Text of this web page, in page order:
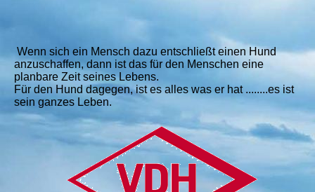
Wenn sich ein Mensch dazu entschließt einen Hund
anzuschaffen, dann ist das für den Menschen eine
planbare Zeit seines Lebens.
Für den Hund dagegen, ist es alles was er hat ........es ist
sein ganzes Leben.